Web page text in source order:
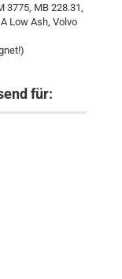
3775, MB 228.31,
Low Ash, Volvo
für: